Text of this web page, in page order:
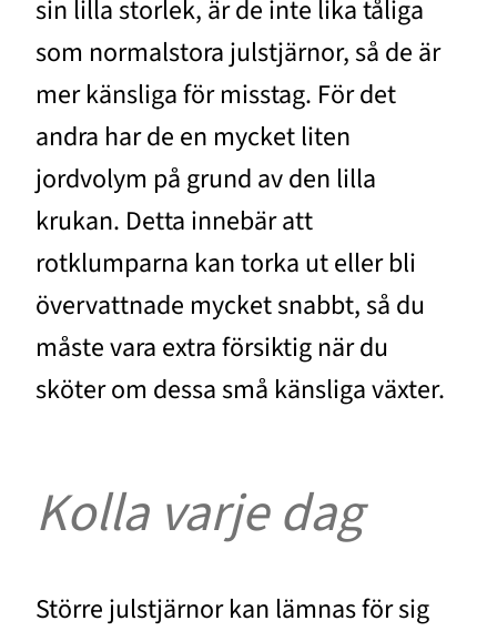
sin lilla storlek, är de inte lika tåliga
som normalstora julstjärnor, så de är
mer känsliga för misstag. För det
andra har de en mycket liten
jordvolym på grund av den lilla
krukan. Detta innebär att
rotklumparna kan torka ut eller bli
övervattnade mycket snabbt, så du
måste vara extra försiktig när du
sköter om dessa små känsliga växter.
Kolla varje dag
Större julstjärnor kan lämnas för sig